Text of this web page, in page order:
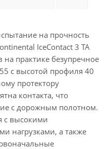
на прочность
IceContact 3 ТА
практике безупречное
с высотой профиля 40
протектору
контакта, что
с дорожным полотном.
с высокими
нагрузками, а также